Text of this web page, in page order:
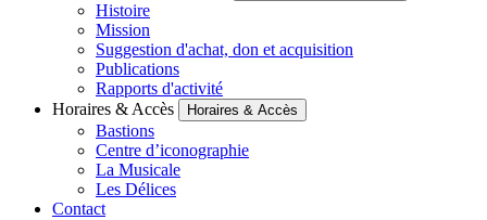
Histoire
Mission
Suggestion d'achat, don et acquisition
Publications
Rapports d'activité
Horaires & Accès
Horaires & Accès
Bastions
Centre d’iconographie
La Musicale
Les Délices
Contact